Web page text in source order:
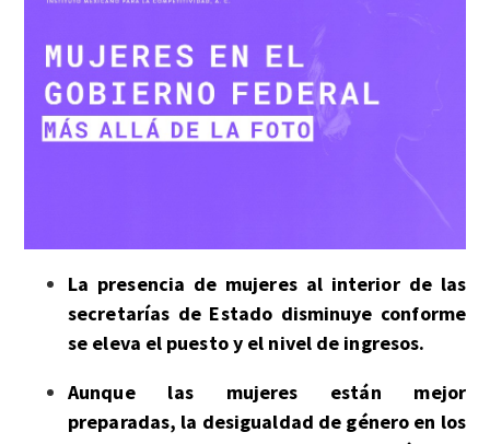
La presencia de mujeres al interior de las
secretarías de Estado disminuye conforme
se eleva el puesto y el nivel de ingresos.
Aunque las mujeres están mejor
preparadas, la desigualdad de género en los